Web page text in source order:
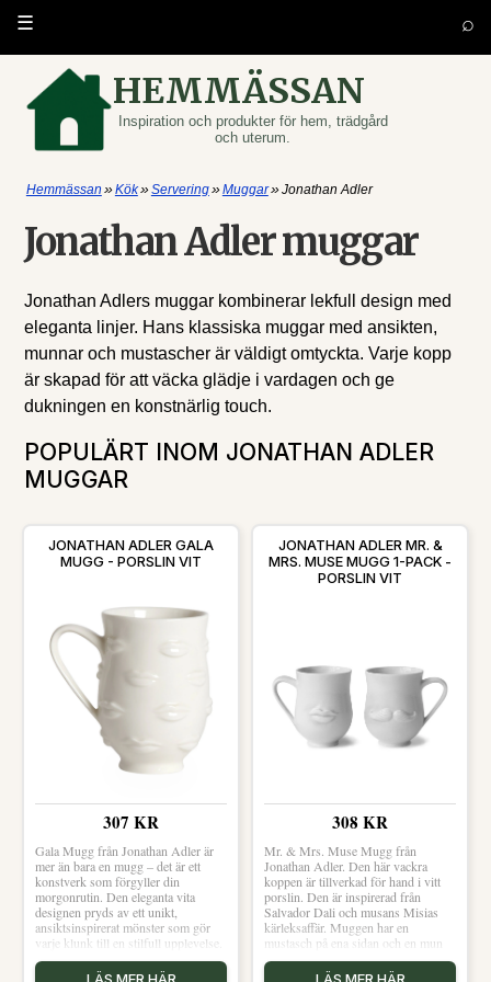
HEMMÄSSAN
Inspiration och produkter för hem, trädgård
och uterum.
☰ ⌕
Hemmässan »Kök»Servering»Muggar»Jonathan Adler
Jonathan Adler muggar
Jonathan Adlers muggar kombinerar lekfull design med
eleganta linjer. Hans klassiska muggar med ansikten,
munnar och mustascher är väldigt omtyckta. Varje kopp
är skapad för att väcka glädje i vardagen och ge
dukningen en konstnärlig touch.
POPULÄRT INOM JONATHAN ADLER
MUGGAR
JONATHAN ADLER GALA
MUGG - PORSLIN VIT
307 KR
Gala Mugg från Jonathan Adler är
mer än bara en mugg – det är ett
konstverk som förgyller din
morgonrutin. Den eleganta vita
designen pryds av ett unikt,
ansiktsinspirerat mönster som gör
varje klunk till en stilfull upplevelse.
Perfekt för både kaffeälskare och
tedrickare, denna mugg kombinerar
JONATHAN ADLER MR. &
MRS. MUSE MUGG 1-PACK -
PORSLIN VIT
308 KR
Mr. & Mrs. Muse Mugg från
Jonathan Adler. Den här vackra
koppen är tillverkad för hand i vitt
porslin. Den är inspirerad från
Salvador Dali och musans Misias
kärleksaffär. Muggen har en
mustasch på ena sidan och en mun
på den andra sidan. Det är endast en
mugg som ingår, bilden